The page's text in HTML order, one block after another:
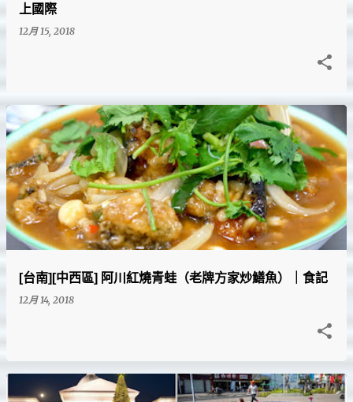
上國際
12月 15, 2018
[台南][中西區] 阿川紅燒青蛙（老牌方家炒鱔魚）｜食記
12月 14, 2018